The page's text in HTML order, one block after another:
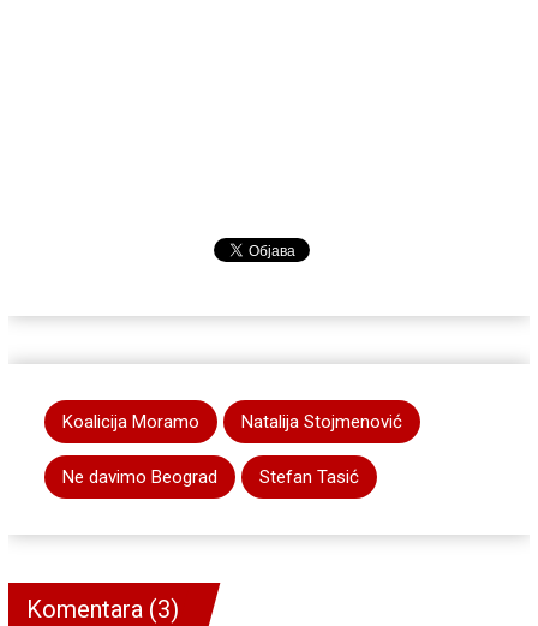
Koalicija Moramo Natalija Stojmenović
Ne davimo Beograd Stefan Tasić
Komentara (3)